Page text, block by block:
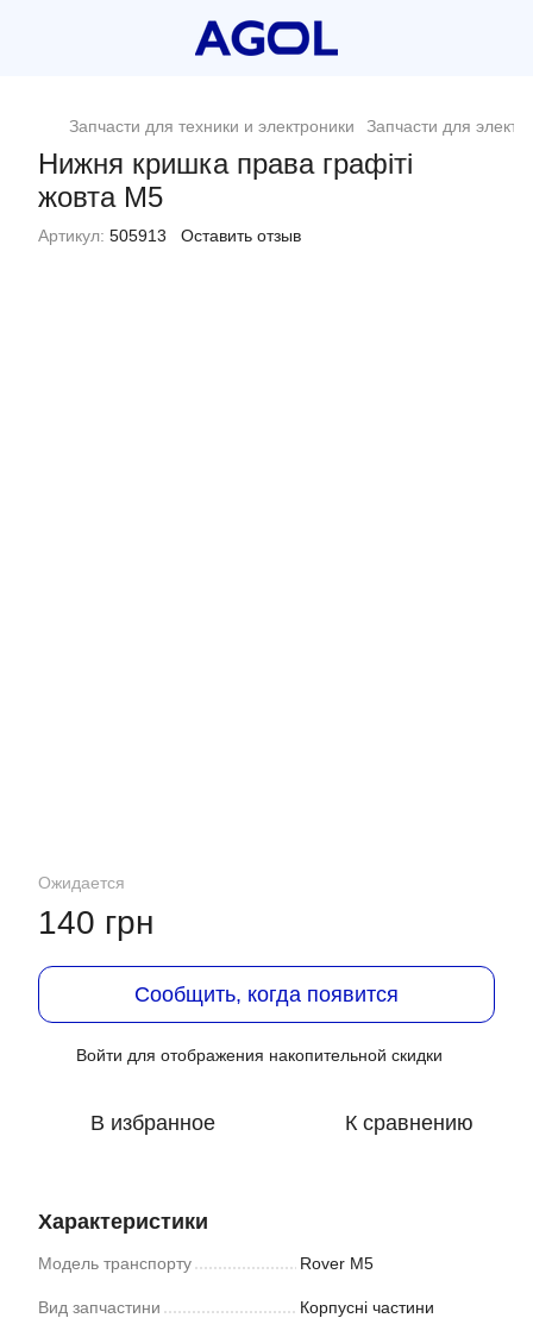
Запчасти для техники и электроники Запчасти для
Нижня кришка права графіті
жовта M5
Артикул: 505913 Оставить отзыв
Ожидается
140 грн
Сообщить, когда появится
Войти для отображения накопительной скидки
В избранное К сравнению
Характеристики
Модель транспорту Rover M5
Вид запчастини Корпусні частини